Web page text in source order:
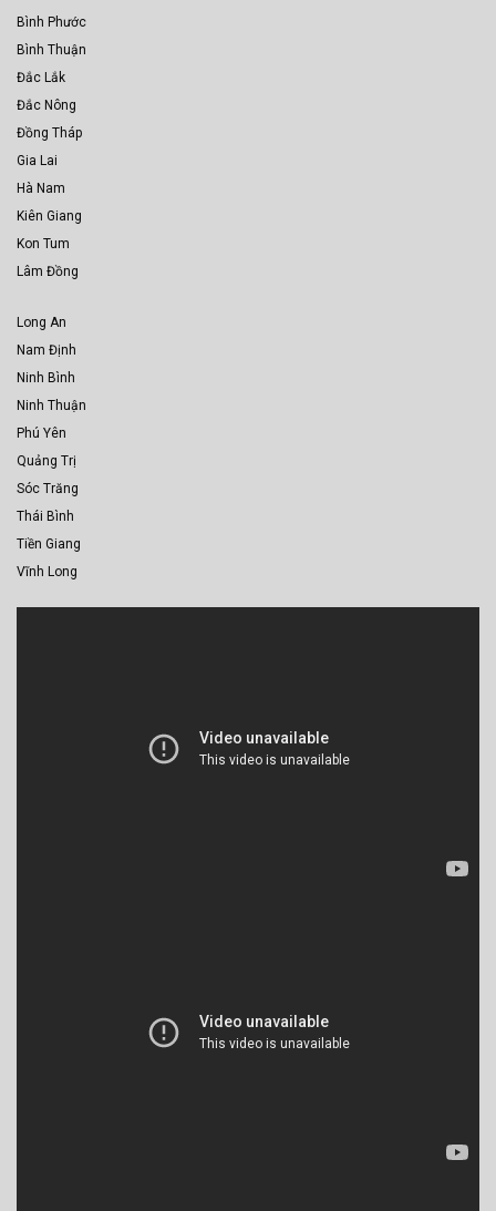
Bình Phước
Bình Thuận
Đắc Lắk
Đắc Nông
Đồng Tháp
Gia Lai
Hà Nam
Kiên Giang
Kon Tum
Lâm Đồng
Long An
Nam Định
Ninh Bình
Ninh Thuận
Phú Yên
Quảng Trị
Sóc Trăng
Thái Bình
Tiền Giang
Vĩnh Long